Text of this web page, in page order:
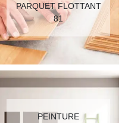
PARQUET FLOTTANT
81
PEINTURE